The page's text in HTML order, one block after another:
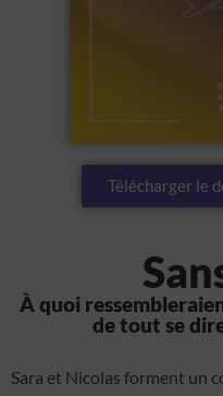
Télécharger le
À quoi
de tout se
Sara et Nicolas forment un